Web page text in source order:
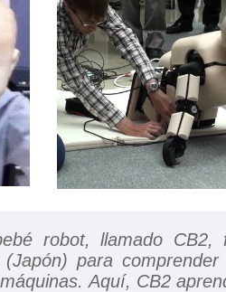
robot, llamado CB2,
(Japón) para
Aquí, CB2